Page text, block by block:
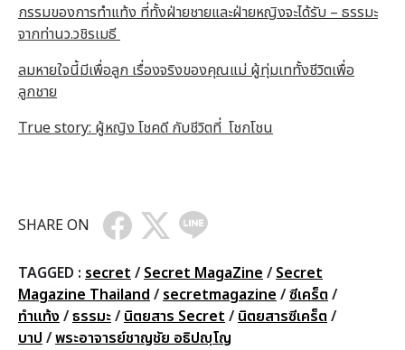
กรรมของการทำแท้ง ที่ทั้งฝ่ายชายและฝ่ายหญิงจะได้รับ – ธรรมะ
จากท่านว.วชิรเมธี
ลมหายใจนี้มีเพื่อลูก เรื่องจริงของคุณแม่ ผู้ทุ่มเททั้งชีวิตเพื่อ
ลูกชาย
True story: ผู้หญิง โชคดี กับชีวิตที่ โชกโชน
SHARE ON
TAGGED : secret / Secret MagaZine / Secret
Magazine Thailand / secretmagazine /ซีเคร็ต /
ทำแท้ง /ธรรมะ/ นิตยสาร Secret / นิตยสารซีเคร็ต /
บาป /พระอาจารย์ชาญชัย อธิปญฺโญ